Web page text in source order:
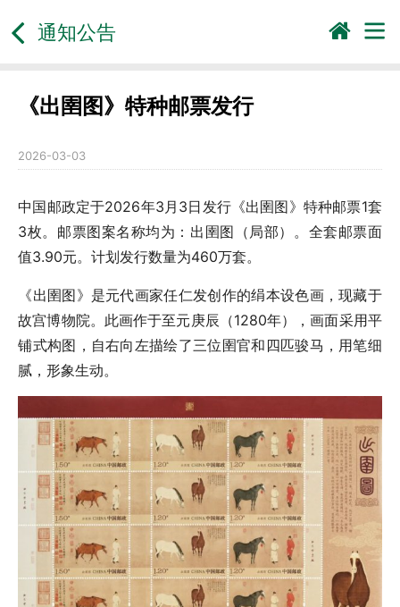
通知公告
《出圉图》特种邮票发行
2026-03-03
中国邮政定于2026年3月3日发行《出圉图》特种邮票1套
3枚。邮票图案名称均为：出圉图（局部）。全套邮票面
值3.90元。计划发行数量为460万套。
《出圉图》是元代画家任仁发创作的绢本设色画，现藏于
故宫博物院。此画作于至元庚辰（1280年），画面采用平
铺式构图，自右向左描绘了三位圉官和四匹骏马，用笔细
腻，形象生动。